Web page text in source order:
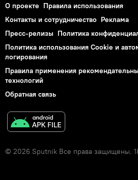
О проекте Правила использования
Контакты и сотрудничество Реклама
Пресс-релизы Политика
Политика использования Cookie и
логирования
Правила применения
технологий
Обратная связь
© 2026 Sputnik Все права защищены.